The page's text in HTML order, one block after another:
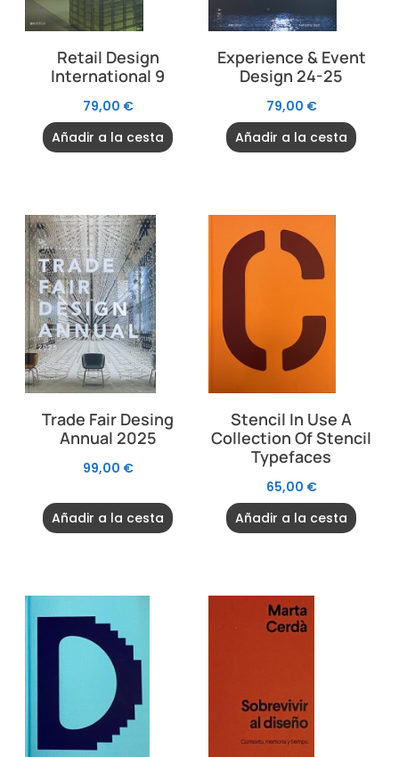
Retail Design
International 9
79,00 €
Añadir a la cesta
Experience & Event
Design 24-25
79,00 €
Añadir a la cesta
Trade Fair Desing
Annual 2025
99,00 €
Añadir a la cesta
Stencil In Use A
Collection Of Stencil
Typefaces
65,00 €
Añadir a la cesta